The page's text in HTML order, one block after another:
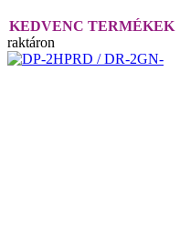
KEDVENC TERMÉKEK
raktáron